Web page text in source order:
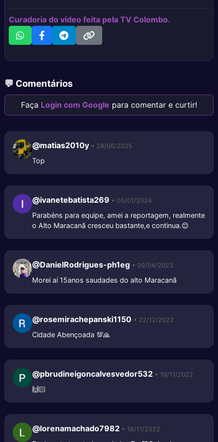
Curadoria do vídeo feita pela TV Colombo.
💬 Comentários
Faça Login com Google para comentar e curtir!
@matias2010y • 28/06/2025
Top
@ivanetebatista269 • 05/01/2024
Parabéns para equipe, amei a reportagem, realmente
o Alto Maracanã cresceu bastante,e continua.😊
@DanielRodrigues-ph1eg • 09/04/2023
Morei aí 15anos saudades do alto Maracanã
@rosemirachepanski1150 • 22/12/2022
Cidade Abençoada 💯🙏
@pbrudineigoncalvesvedor532 • 19/11/2022
🙌🏻
@lorenamachado7982 • 16/11/2022